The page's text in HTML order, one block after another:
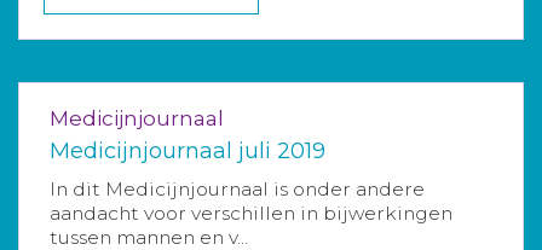
Medicijnjournaal
Medicijnjournaal juli 2019
In dit Medicijnjournaal is onder andere
aandacht voor verschillen in bijwerkingen
tussen mannen en v...